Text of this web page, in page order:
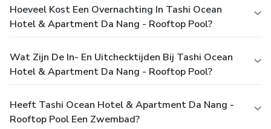
Hoeveel Kost Een Overnachting In Tashi Ocean
Hotel & Apartment Da Nang - Rooftop Pool?
Wat Zijn De In- En Uitchecktijden Bij Tashi Ocean
Hotel & Apartment Da Nang - Rooftop Pool?
Heeft Tashi Ocean Hotel & Apartment Da Nang -
Rooftop Pool Een Zwembad?